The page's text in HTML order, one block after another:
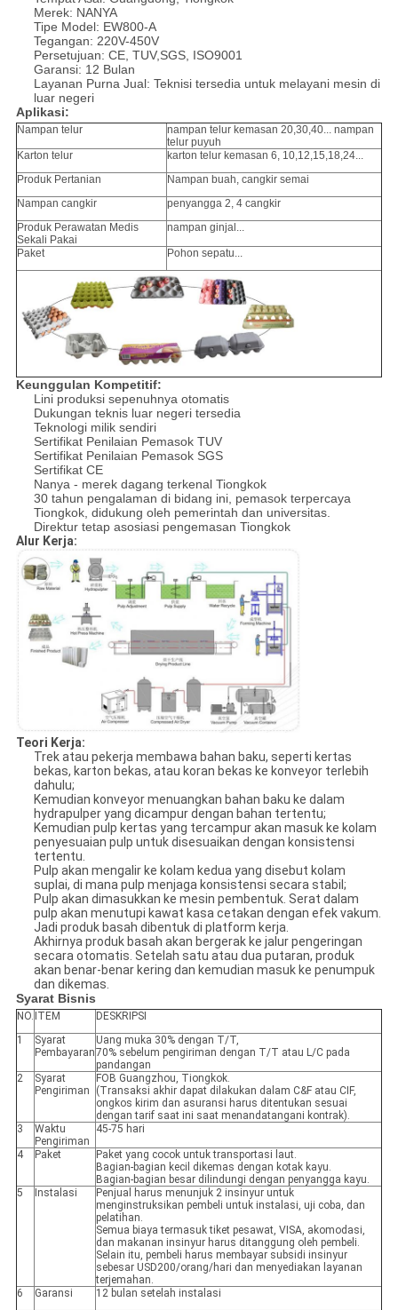
Merek: NANYA
Tipe Model: EW800-A
Tegangan: 220V-450V
Persetujuan: CE, TUV,SGS, ISO9001
Garansi: 12 Bulan
Layanan Purna Jual: Teknisi tersedia untuk melayani mesin di
luar negeri
Aplikasi:
Nampan telur
nampan telur kemasan 20,30,40... nampan
telur puyuh
Karton telur
karton telur kemasan 6, 10,12,15,18,24...
Produk Pertanian
Nampan buah, cangkir semai
Nampan cangkir
penyangga 2, 4 cangkir
Produk Perawatan Medis
Sekali Pakai
nampan ginjal...
Paket Pohon sepatu...
Keunggulan Kompetitif:
Lini produksi sepenuhnya otomatis
Dukungan teknis luar negeri tersedia
Teknologi milik sendiri
Sertifikat Penilaian Pemasok TUV
Sertifikat Penilaian Pemasok SGS
Sertifikat CE
Nanya - merek dagang terkenal Tiongkok
30 tahun pengalaman di bidang ini, pemasok terpercaya
Tiongkok, didukung oleh pemerintah dan universitas.
Direktur tetap asosiasi pengemasan Tiongkok
Alur Kerja:
Teori Kerja:
Trek atau pekerja membawa bahan baku, seperti kertas
bekas, karton bekas, atau koran bekas ke konveyor terlebih
dahulu;
Kemudian konveyor menuangkan bahan baku ke dalam
hydrapulper yang dicampur dengan bahan tertentu;
Kemudian pulp kertas yang tercampur akan masuk ke kolam
penyesuaian pulp untuk disesuaikan dengan konsistensi
tertentu.
Pulp akan mengalir ke kolam kedua yang disebut kolam
suplai, di mana pulp menjaga konsistensi secara stabil;
Pulp akan dimasukkan ke mesin pembentuk. Serat dalam
pulp akan menutupi kawat kasa cetakan dengan efek vakum.
Jadi produk basah dibentuk di platform kerja.
Akhirnya produk basah akan bergerak ke jalur pengeringan
secara otomatis. Setelah satu atau dua putaran, produk
akan benar-benar kering dan kemudian masuk ke penumpuk
dan dikemas.
Syarat Bisnis
NO. ITEM
DESKRIPSI
1
Syarat
Pembayaran
Uang muka 30% dengan T/T,
70% sebelum pengiriman dengan T/T atau L/C pada
pandangan
2
Syarat
Pengiriman
FOB Guangzhou, Tiongkok.
(Transaksi akhir dapat dilakukan dalam C&F atau CIF,
ongkos kirim dan asuransi harus ditentukan sesuai
dengan tarif saat ini saat menandatangani kontrak).
3
Waktu
Pengiriman
45-75 hari
4 Paket
Paket yang cocok untuk transportasi laut.
Bagian-bagian kecil dikemas dengan kotak kayu.
Bagian-bagian besar dilindungi dengan penyangga kayu.
5
Instalasi
Penjual harus menunjuk 2 insinyur untuk
menginstruksikan pembeli untuk instalasi, uji coba, dan
pelatihan.
Semua biaya termasuk tiket pesawat, VISA, akomodasi,
dan makanan insinyur harus ditanggung oleh pembeli.
Selain itu, pembeli harus membayar subsidi insinyur
sebesar USD200/orang/hari dan menyediakan layanan
terjemahan.
6
Garansi
12 bulan setelah instalasi